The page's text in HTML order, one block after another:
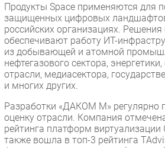
Продукты Space применяются для
защищенных цифровых
российских организациях.
обеспечивают работу ИТ-
из добывающей и атомной
нефтегазового сектора,
отрасли, медиасектора,
и многих других.
Разработки «ДАКОМ М» регулярно
оценку отрасли. Компания
рейтинга платформ виртуализации
также вошла в топ-3 рейтинга